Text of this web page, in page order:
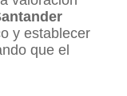
y establecer
que el